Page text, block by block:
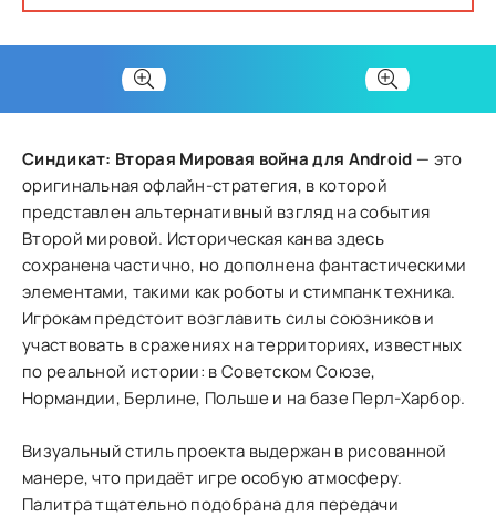
Синдикат: Вторая Мировая война для Android — это
оригинальная офлайн-стратегия, в которой
представлен альтернативный взгляд на события
Второй мировой. Историческая канва здесь
сохранена частично, но дополнена фантастическими
элементами, такими как роботы и стимпанк техника.
Игрокам предстоит возглавить силы союзников и
участвовать в сражениях на территориях, известных
по реальной истории: в Советском Союзе,
Нормандии, Берлине, Польше и на базе Перл-Харбор.
Визуальный стиль проекта выдержан в рисованной
манере, что придаёт игре особую атмосферу.
Палитра тщательно подобрана для передачи